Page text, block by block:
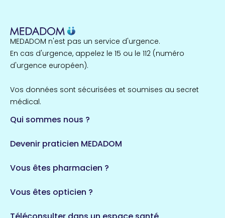
MEDADOM n'est pas un service d'urgence.
En cas d'urgence, appelez le 15 ou le 112 (numéro
d'urgence européen).
Vos données sont sécurisées et soumises au secret
médical.
Qui sommes nous ?
Devenir praticien MEDADOM
Vous êtes pharmacien ?
Vous êtes opticien ?